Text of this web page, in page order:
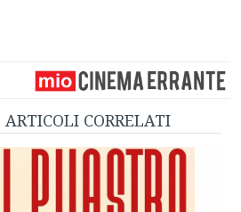
ARTICOLI CORRELATI